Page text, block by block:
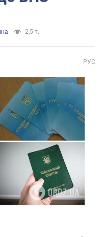
2,5 т.
РУС